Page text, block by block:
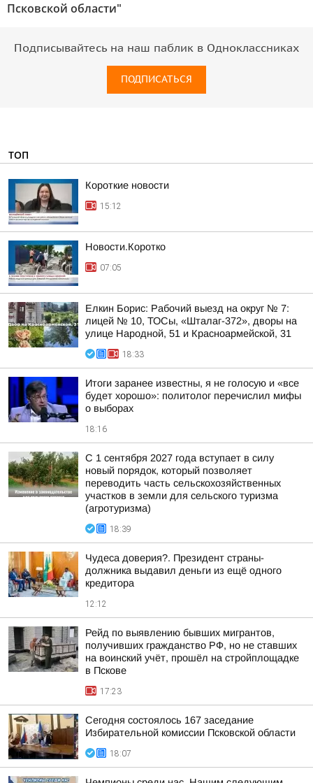
Псковской области"
Подписывайтесь на наш паблик в Одноклассниках
ПОДПИСАТЬСЯ
ТОП
Короткие новости
15:12
Новости.Коротко
07:05
Елкин Борис: Рабочий выезд на округ № 7:
лицей № 10, ТОСы, «Шталаг-372», дворы на
улице Народной, 51 и Красноармейской, 31
18:33
Итоги заранее известны, я не голосую и «все
будет хорошо»: политолог перечислил мифы
о выборах
18:16
С 1 сентября 2027 года вступает в силу
новый порядок, который позволяет
переводить часть сельскохозяйственных
участков в земли для сельского туризма
(агротуризма)
18:39
Чудеса доверия?. Президент страны-
должника выдавил деньги из ещё одного
кредитора
12:12
Рейд по выявлению бывших мигрантов,
получивших гражданство РФ, но не ставших
на воинский учёт, прошёл на стройплощадке
в Пскове
17:23
Сегодня состоялось 167 заседание
Избирательной комиссии Псковской области
18:07